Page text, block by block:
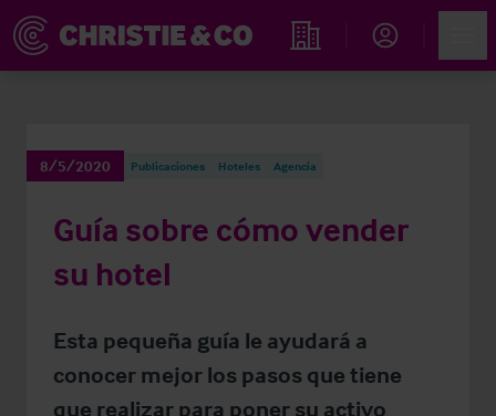
Propiedades
8/5/2020 Publicaciones Hoteles Agencia
Guía sobre cómo vender
su hotel
Esta pequeña guía le ayudará a
conocer mejor los pasos que tiene
que realizar para poner su activo